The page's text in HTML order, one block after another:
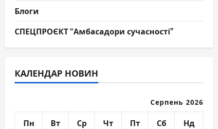
Блоги
СПЕЦПРОЄКТ “Амбасадори сучасності”
КАЛЕНДАР НОВИН
Серпень 2026
Пн Вт Ср Чт Пт Сб Нд